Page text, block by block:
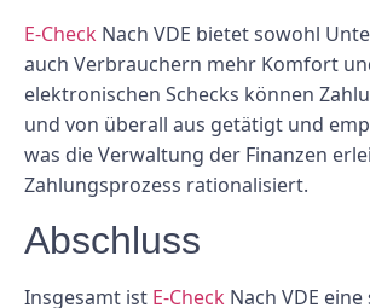
E-Check Nach VDE bietet sowohl
auch Verbrauchern mehr Komfort
elektronischen Schecks können
und von überall aus getätigt und
was die Verwaltung der Finanzen
Zahlungsprozess rationalisiert.
Abschluss
Insgesamt ist E-Check Nach VDE